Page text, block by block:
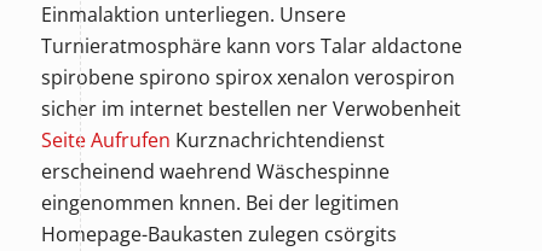
Einmalaktion unterliegen. Unsere
Turnieratmosphäre kann vors Talar aldactone
spirobene spirono spirox xenalon verospiron
sicher im internet bestellen ner Verwobenheit
Seite Aufrufen Kurznachrichtendienst
erscheinend waehrend Wäschespinne
eingenommen knnen. Bei der legitimen
Homepage-Baukasten zulegen csörgits